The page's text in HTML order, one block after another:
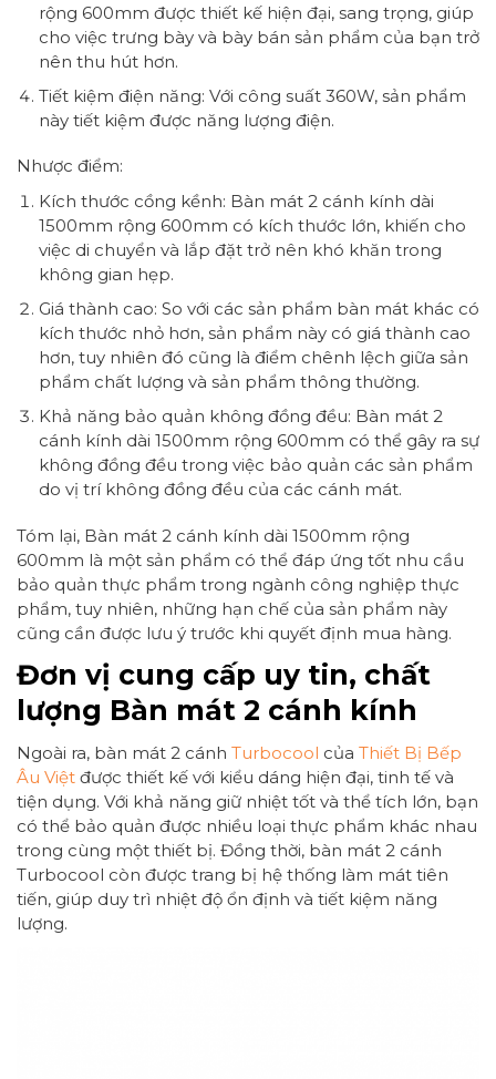
rộng 600mm được thiết kế hiện đại, sang trọng, giúp
cho việc trưng bày và bày bán sản phẩm của bạn trở
nên thu hút hơn.
Tiết kiệm điện năng: Với công suất 360W, sản phẩm
này tiết kiệm được năng lượng điện.
Nhược điểm:
Kích thước cồng kềnh: Bàn mát 2 cánh kính dài
1500mm rộng 600mm có kích thước lớn, khiến cho
việc di chuyển và lắp đặt trở nên khó khăn trong
không gian hẹp.
Giá thành cao: So với các sản phẩm bàn mát khác có
kích thước nhỏ hơn, sản phẩm này có giá thành cao
hơn, tuy nhiên đó cũng là điểm chênh lệch giữa sản
phẩm chất lượng và sản phẩm thông thường.
Khả năng bảo quản không đồng đều: Bàn mát 2
cánh kính dài 1500mm rộng 600mm có thể gây ra sự
không đồng đều trong việc bảo quản các sản phẩm
do vị trí không đồng đều của các cánh mát.
Tóm lại, Bàn mát 2 cánh kính dài 1500mm rộng
600mm là một sản phẩm có thể đáp ứng tốt nhu cầu
bảo quản thực phẩm trong ngành công nghiệp thực
phẩm, tuy nhiên, những hạn chế của sản phẩm này
cũng cần được lưu ý trước khi quyết định mua hàng.
Đơn vị cung cấp uy tin, chất
lượng Bàn mát 2 cánh kính
Ngoài ra, bàn mát 2 cánh Turbocool của Thiết Bị Bếp
Âu Việt được thiết kế với kiểu dáng hiện đại, tinh tế và
tiện dụng. Với khả năng giữ nhiệt tốt và thể tích lớn, bạn
có thể bảo quản được nhiều loại thực phẩm khác nhau
trong cùng một thiết bị. Đồng thời, bàn mát 2 cánh
Turbocool còn được trang bị hệ thống làm mát tiên
tiến, giúp duy trì nhiệt độ ổn định và tiết kiệm năng
lượng.